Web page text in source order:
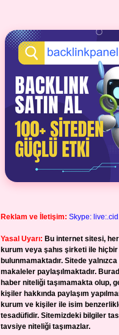
Reklam ve İletişim: Skype:
Yasal Uyarı: Bu internet sitesi,
kurum veya şahıs şirketi ile hiçbir
bulunmamaktadır. Sitede yalnızca
makaleler paylaşılmaktadır.
haber niteliği taşımamakta olup,
kişiler hakkında paylaşım
kurum ve kişiler ile isim
tesadüfidir. Sitemizdeki bilgiler
tavsiye niteliği taşımazlar.